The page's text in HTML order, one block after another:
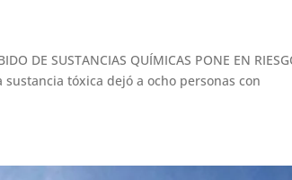
DE SUSTANCIAS QUÍMICAS PONE EN
sustancia tóxica dejó a ocho personas con